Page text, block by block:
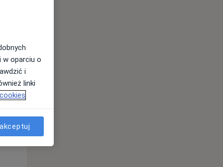
Wt,
11 Sie
w oparciu o
i
linki